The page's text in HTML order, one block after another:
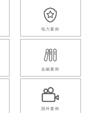
电力案例
金融案例
国外案例